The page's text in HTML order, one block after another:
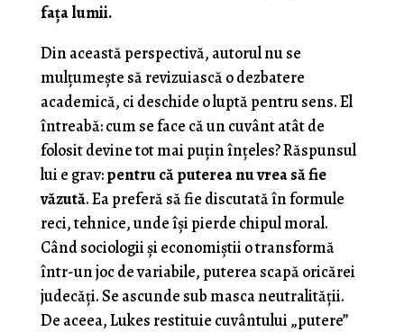
fața lumii.
Din această perspectivă, autorul nu se
mulțumește să revizuiască o dezbatere
academică, ci deschide o luptă pentru sens. El
întreabă: cum se face că un cuvânt atât de
folosit devine tot mai puțin înțeles? Răspunsul
lui e grav:pentru că puterea nu vrea să fie
văzută. Ea preferă să fie discutată în formule
reci, tehnice, unde își pierde chipul moral.
Când sociologii și economiștii o transformă
într-un joc de variabile, puterea scapă oricărei
judecăți. Se ascunde sub masca neutralității.
De aceea, Lukes restituie cuvântului „putere”